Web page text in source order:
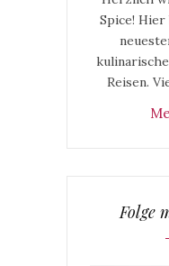
Spice!
Reisen.
Folge